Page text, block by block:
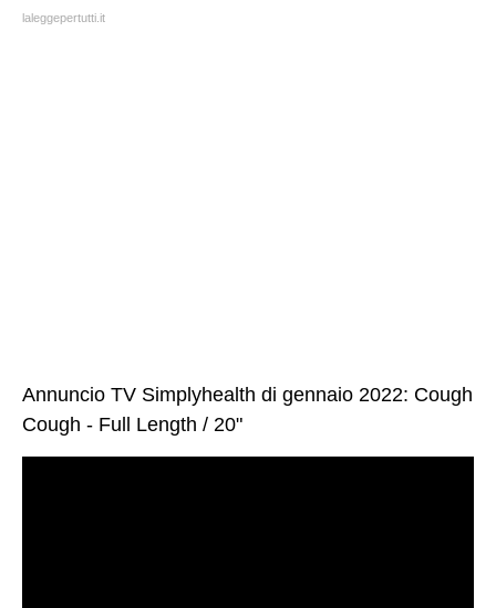
laleggepertutti.it
Annuncio TV Simplyhealth di gennaio 2022: Cough
Cough - Full Length / 20"